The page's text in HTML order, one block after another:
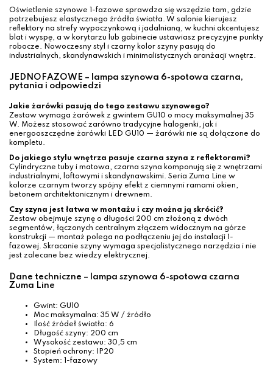
Oświetlenie szynowe 1-fazowe sprawdza się wszędzie tam, gdzie
potrzebujesz elastycznego źródła światła. W salonie kierujesz
reflektory na strefy wypoczynkową i jadalnianą, w kuchni akcentujesz
blat i wyspę, a w korytarzu lub gabinecie ustawiasz precyzyjne punkty
robocze. Nowoczesny styl i czarny kolor szyny pasują do
industrialnych, skandynawskich i minimalistycznych aranżacji wnętrz.
JEDNOFAZOWE – lampa szynowa 6-spotowa czarna,
pytania i odpowiedzi
Jakie żarówki pasują do tego zestawu szynowego?
Zestaw wymaga żarówek z gwintem GU10 o mocy maksymalnej 35
W. Możesz stosować zarówno tradycyjne halogenki, jak i
energooszczędne żarówki LED GU10 — żarówki nie są dołączone do
kompletu.
Do jakiego stylu wnętrza pasuje czarna szyna z reflektorami?
Cylindryczne tuby i matowa, czarna szyna komponują się z wnętrzami
industrialnymi, loftowymi i skandynawskimi. Seria Zuma Line w
kolorze czarnym tworzy spójny efekt z ciemnymi ramami okien,
betonem architektonicznym i drewnem.
Czy szyna jest łatwa w montażu i czy można ją skrócić?
Zestaw obejmuje szynę o długości 200 cm złożoną z dwóch
segmentów, łączonych centralnym złączem widocznym na górze
konstrukcji — montaż polega na podłączeniu jej do instalacji 1-
fazowej. Skracanie szyny wymaga specjalistycznego narzędzia i nie
jest zalecane bez wiedzy elektrycznej.
Dane techniczne – lampa szynowa 6-spotowa czarna
Zuma Line
Gwint: GU10
Moc maksymalna: 35 W / źródło
Ilość źródeł światła: 6
Długość szyny: 200 cm
Wysokość zestawu: 30,5 cm
Stopień ochrony: IP20
System: 1-fazowy